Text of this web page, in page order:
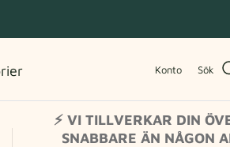
Konto Sök
⚡ VI TILLVERKAR DIN
SNABBARE ÄN NÅGON